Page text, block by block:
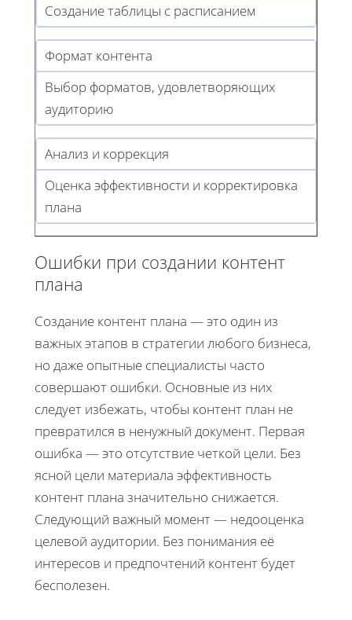
Создание таблицы с расписанием
Формат контента
Выбор форматов, удовлетворяющих
аудиторию
Анализ и коррекция
Оценка эффективности и корректировка
плана
Ошибки при создании контент
плана
Создание контент плана — это один из
важных этапов в стратегии любого бизнеса,
но даже опытные специалисты часто
совершают ошибки. Основные из них
следует избежать, чтобы контент план не
превратился в ненужный документ. Первая
ошибка — это отсутствие четкой цели. Без
ясной цели материала эффективность
контент плана значительно снижается.
Следующий важный момент — недооценка
целевой аудитории. Без понимания её
интересов и предпочтений контент будет
бесполезен.